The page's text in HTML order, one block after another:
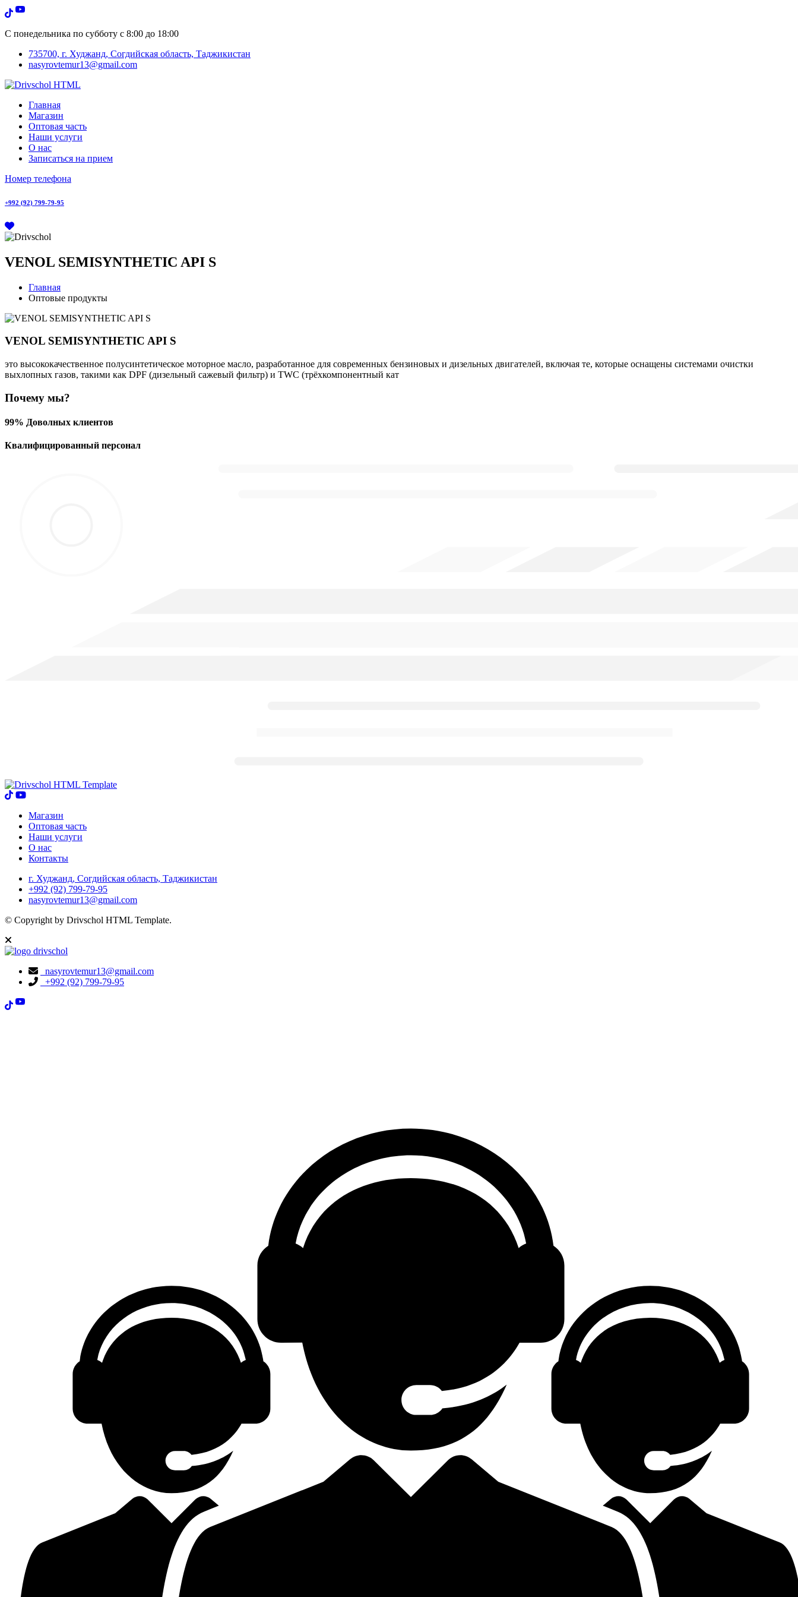
С понедельника по субботу с 8:00 до 18:00
735700, г. Худжанд, Согдийская область, Таджикистан
nasyrovtemur13@gmail.com
Главная
Магазин
Оптовая часть
Наши услуги
О нас
Записаться на прием
Номер телефона
+992 (92) 799-79-95
VENOL SEMISYNTHETIC API S
Главная
Оптовые продукты
VENOL SEMISYNTHETIC API S
это высококачественное полусинтетическое моторное масло, разработанное для современных бензиновых и дизельных двигателей, включая те, которые оснащены системами очистки
выхлопных газов, такими как DPF (дизельный сажевый фильтр) и TWC (трёхкомпонентный кат
Почему мы?
99% Доволных клиентов
Квалифицированный персонал
Магазин
Оптовая часть
Наши услуги
О нас
Контакты
г. Худжанд, Согдийская область, Таджикистан
+992 (92) 799-79-95
nasyrovtemur13@gmail.com
© Copyright by Drivschol HTML Template.
nasyrovtemur13@gmail.com
+992 (92) 799-79-95